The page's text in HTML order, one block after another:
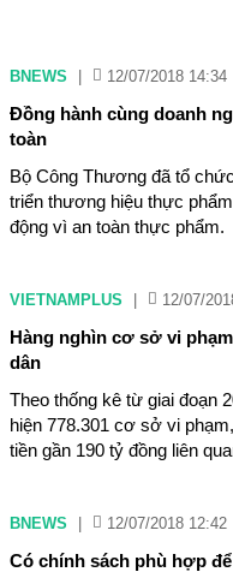
BNEWS 12/07/2018 14:34
Đồng hành cùng doanh
toàn
Bộ Công Thương đã tổ
triển thương hiệu thực
động vì an toàn thực phẩm.
VIETNAMPLUS 12/07/
Hàng nghìn cơ sở vi
dân
Theo thống kê từ giai đoạn
hiện 778.301 cơ sở vi
tiền gần 190 tỷ đồng liên
BNEWS 12/07/2018 12:42
Có chính sách phù hợp